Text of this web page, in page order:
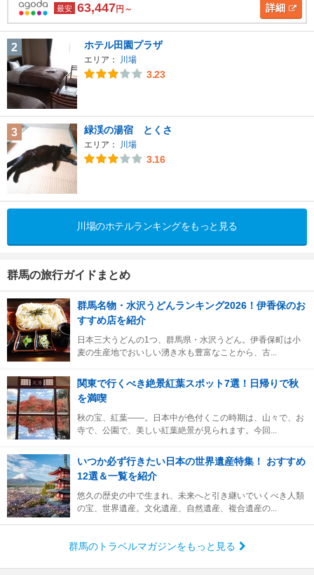
最安 63,447円～ 詳細
2 ホテル田園プラザ
エリア： 川場
3.23
3 緑渓の湯宿 とくさ
エリア： 川場
3.16
川場のホテルランキングをもっと見る
群馬の旅行ガイドまとめ
群馬名物・水沢うどんランキング2026！伊香保のお
すすめ店を紹介
日本三大うどんの1つ、群馬県・水沢うどん。伊香保町は小
麦の生産地でおいしい湧き水も豊富なことから、古...
関東で行くべき絶景紅葉スポット7選！日帰りで秋
を満喫
秋の宝、紅葉――。日本中が色付くこの時期は、山々で、お
寺で、公園で、美しい紅葉絶景が見られます。今回...
いつか必ず行きたい日本の世界遺産特集！ おすすめ
12選＆一覧を紹介
悠久の歴史の中で生まれ、未来へと引き継いでいくべき人類
の宝、世界遺産。文化遺産、自然遺産、複合遺産の...
群馬のトラベルマガジンをもっと見る